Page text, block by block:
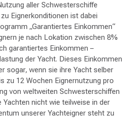
aller Schwesterschiffe
Eignerkonditionen ist dabei
„Garantiertes Einkommen“
je nach Lokation zwischen 8%
garantiertes Einkommen –
der Yacht. Dieses Einkommen
sogar, wenn sie ihre Yacht selber
zu 12 Wochen Eignernutzung pro
von weltweiten Schwesterschiffen
Yachten nicht wie teilweise in der
unserer Yachteigner steht zu